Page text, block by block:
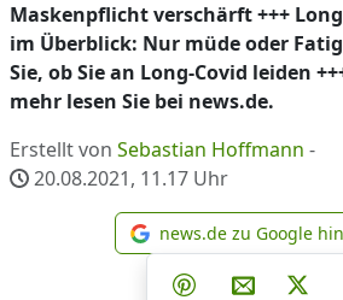
Maskenpflicht verschärft +++
im Überblick: Nur müde oder
Sie, ob Sie an Long-Covid leiden
mehr lesen Sie bei news.de.
Erstellt von Sebastian Hoffmann -
20.08.2021, 11.17 Uhr
news.de zu Google
Teilen aufTeilen
Teilen auf
Per E-